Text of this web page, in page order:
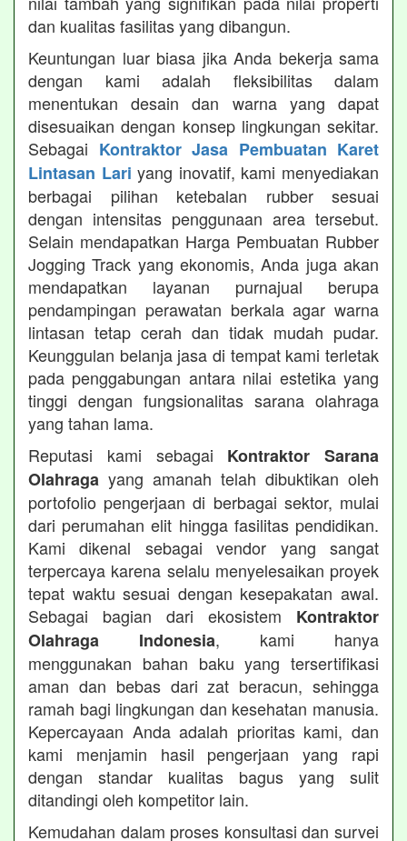
dan kualitas fasilitas yang dibangun.
Keuntungan luar biasa jika Anda bekerja sama
dengan kami adalah fleksibilitas dalam
menentukan desain dan warna yang dapat
disesuaikan dengan konsep lingkungan sekitar.
Sebagai Kontraktor Jasa Pembuatan Karet
Lintasan Lari yang inovatif, kami menyediakan
berbagai pilihan ketebalan rubber sesuai
dengan intensitas penggunaan area tersebut.
Selain mendapatkan Harga Pembuatan Rubber
Jogging Track yang ekonomis, Anda juga akan
mendapatkan layanan purnajual berupa
pendampingan perawatan berkala agar warna
lintasan tetap cerah dan tidak mudah pudar.
Keunggulan belanja jasa di tempat kami terletak
pada penggabungan antara nilai estetika yang
tinggi dengan fungsionalitas sarana olahraga
yang tahan lama.
Reputasi kami sebagai Kontraktor Sarana
Olahraga yang amanah telah dibuktikan oleh
portofolio pengerjaan di berbagai sektor, mulai
dari perumahan elit hingga fasilitas pendidikan.
Kami dikenal sebagai vendor yang sangat
terpercaya karena selalu menyelesaikan proyek
tepat waktu sesuai dengan kesepakatan awal.
Sebagai bagian dari ekosistem Kontraktor
Olahraga Indonesia, kami hanya
menggunakan bahan baku yang tersertifikasi
aman dan bebas dari zat beracun, sehingga
ramah bagi lingkungan dan kesehatan manusia.
Kepercayaan Anda adalah prioritas kami, dan
kami menjamin hasil pengerjaan yang rapi
dengan standar kualitas bagus yang sulit
ditandingi oleh kompetitor lain.
Kemudahan dalam proses konsultasi dan survei